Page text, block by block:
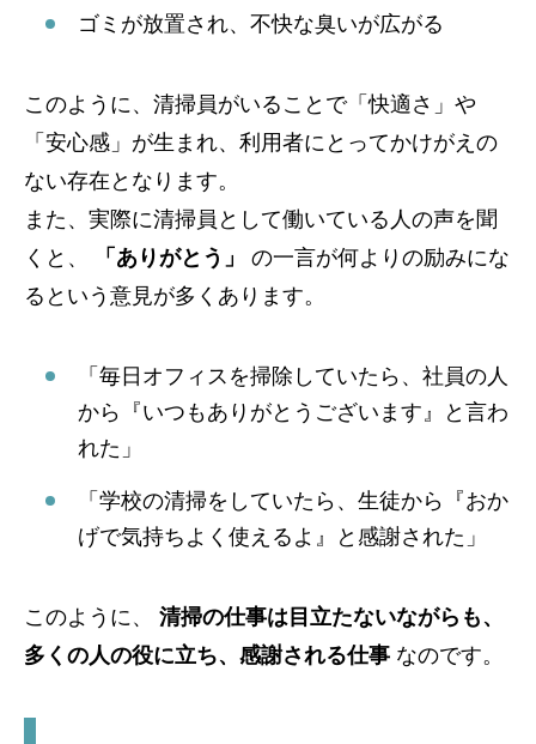
ゴミが放置され、不快な臭いが広がる
このように、清掃員がいることで「快適さ」や
「安心感」が生まれ、利用者にとってかけがえの
ない存在となります。
また、実際に清掃員として働いている人の声を聞
くと、
「ありがとう」
の一言が何よりの励みにな
るという意見が多くあります。
「毎日オフィスを掃除していたら、社員の人
から『いつもありがとうございます』と言わ
れた」
「学校の清掃をしていたら、生徒から『おか
げで気持ちよく使えるよ』と感謝された」
このように、 清掃の仕事は目立たないながらも、
多くの人の役に立ち、感謝される仕事 なのです。